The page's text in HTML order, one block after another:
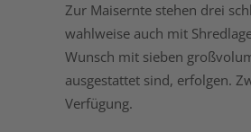
Zur Maisernte stehen drei
wahlweise auch mit
Wunsch mit sieben
ausgestattet sind, erfolgen.
Verfügung.